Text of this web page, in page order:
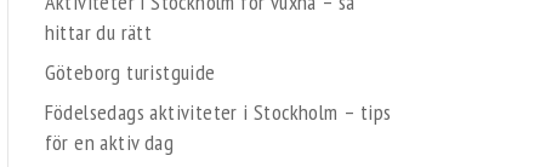
hittar du rätt
Göteborg turistguide
Födelsedags aktiviteter i Stockholm – tips
för en aktiv dag